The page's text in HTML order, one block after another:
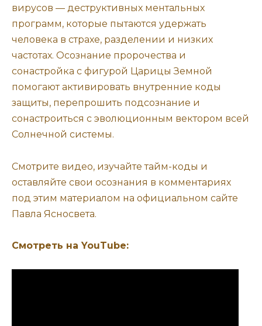
вирусов — деструктивных ментальных
программ, которые пытаются удержать
человека в страхе, разделении и низких
частотах. Осознание пророчества и
сонастройка с фигурой Царицы Земной
помогают активировать внутренние коды
защиты, перепрошить подсознание и
сонастроиться с эволюционным вектором всей
Солнечной системы.
Смотрите видео, изучайте тайм-коды и
оставляйте свои осознания в комментариях
под этим материалом на официальном сайте
Павла Ясносвета.
Смотреть на YouTube: